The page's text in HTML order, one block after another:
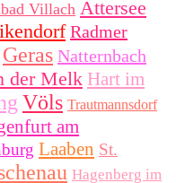
Villach Attersee
Radmer
Geras Natternbach
der Melk Hart im
Völs Trautmannsdorf
am
Laaben St.
Hagenberg im